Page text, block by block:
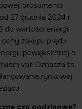
prosumenci
27 grudnia 2024 r.
do wartości energii
zakupu prądu
powiększonej o
vat. Oznacza to,
rynkowej
czy godzinowe?